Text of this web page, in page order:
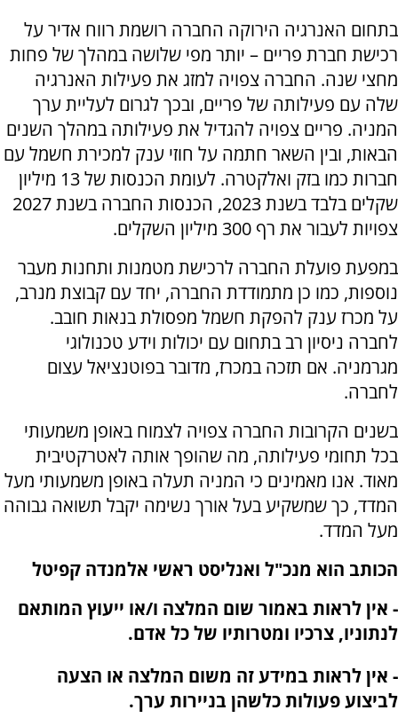
בתחום האנרגיה הירוקה החברה רושמת רווח אדיר על
רכישת חברת פריים – יותר מפי שלושה במהלך של פחות
מחצי שנה. החברה צפויה למזג את פעילות האנרגיה
שלה עם פעילותה של פריים, ובכך לגרום לעליית ערך
המניה. פריים צפויה להגדיל את פעילותה במהלך השנים
הבאות, ובין השאר חתמה על חוזי ענק למכירת חשמל עם
חברות כמו בזק ואלקטרה. לעומת הכנסות של 13 מיליון
שקלים בלבד בשנת 2023, הכנסות החברה בשנת 2027
צפויות לעבור את רף 300 מיליון השקלים.
במפעת פועלת החברה לרכישת מטמנות ותחנות מעבר
נוספות, כמו כן מתמודדת החברה, יחד עם קבוצת מנרב,
על מכרז ענק להפקת חשמל מפסולת בנאות חובב.
לחברה ניסיון רב בתחום עם יכולות וידע טכנולוגי
מגרמניה. אם תזכה במכרז, מדובר בפוטנציאל עצום
לחברה.
בשנים הקרובות החברה צפויה לצמוח באופן משמעותי
בכל תחומי פעילותה, מה שהופך אותה לאטרקטיבית
מאוד. אנו מאמינים כי המניה תעלה באופן משמעותי מעל
המדד, כך שמשקיע בעל אורך נשימה יקבל תשואה גבוהה
מעל המדד.
הכותב הוא מנכ"ל ואנליסט ראשי אלמנדה קפיטל
- אין לראות באמור שום המלצה ו/או ייעוץ המותאם
לנתוניו, צרכיו ומטרותיו של כל אדם.
- אין לראות במידע זה משום המלצה או הצעה
לביצוע פעולות כלשהן בניירות ערך.